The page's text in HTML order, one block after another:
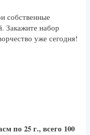
собственные
Закажите набор
уже сегодня!
по 25 г., всего 100